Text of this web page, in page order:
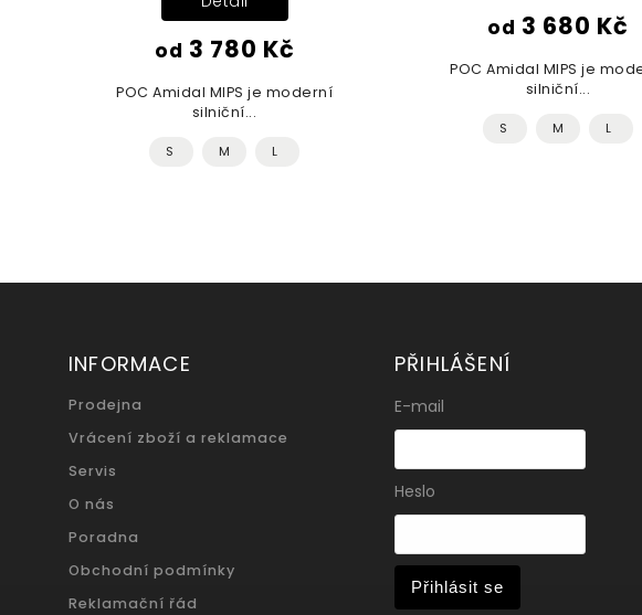
od 3 780 Kč
POC Amidal MIPS je moderní
silniční...
S M L
od 3 680 Kč
POC Amidal MIPS je
silniční...
S M L
INFORMACE
Prodejna
Vrácení zboží a reklamace
Servis
O nás
Poradna
Obchodní podmínky
Reklamační řád
PŘIHLÁŠENÍ
E-mail
Heslo
Přihlásit se